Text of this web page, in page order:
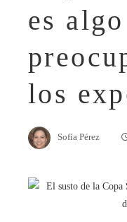
es
los
Sofía Pérez